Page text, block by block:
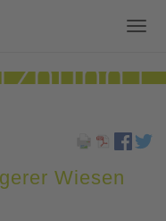
Wiesen